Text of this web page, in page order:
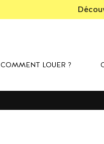
COMMENT LOUER ?